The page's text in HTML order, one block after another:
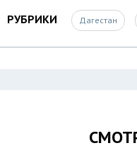
РУБРИКИ Дагестан